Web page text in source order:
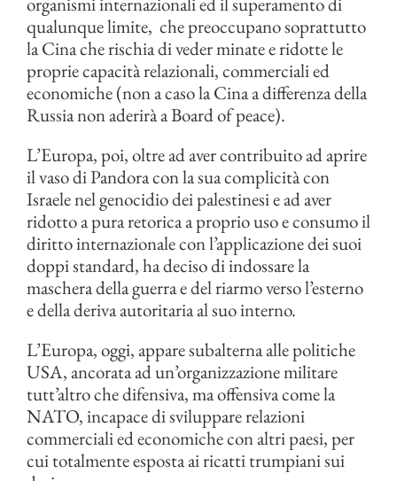
qualunque limite, che preoccupano soprattutto
la Cina che rischia di veder minate e ridotte le
proprie capacità relazionali, commerciali ed
economiche (non a caso la Cina a differenza della
Russia non aderirà a Board of peace).
L’Europa, poi, oltre ad aver contribuito ad aprire
il vaso di Pandora con la sua complicità con
Israele nel genocidio dei palestinesi e ad aver
ridotto a pura retorica a proprio uso e consumo il
diritto internazionale con l’applicazione dei suoi
doppi standard, ha deciso di indossare la
maschera della guerra e del riarmo verso l’esterno
e della deriva autoritaria al suo interno.
L’Europa, oggi, appare subalterna alle politiche
USA, ancorata ad un’organizzazione militare
tutt’altro che difensiva, ma offensiva come la
NATO, incapace di sviluppare relazioni
commerciali ed economiche con altri paesi, per
cui totalmente esposta ai ricatti trumpiani sui